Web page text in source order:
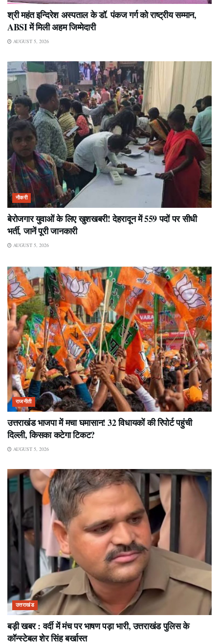
श्री महंत इन्दिरेश अस्पताल के डॉ. पंकज गर्ग को राष्ट्रीय सम्मान,
ABSI में मिली अहम जिम्मेदारी
AUGUST 5, 2026
नौकरी
बेरोजगार युवाओं के लिए खुशखबरी! देहरादून में 559 पदों पर सीधी
भर्ती, जानें पूरी जानकारी
AUGUST 5, 2026
राजनीती
उत्तराखंड भाजपा में मचा घमासान! 32 विधायकों की रिपोर्ट पहुंची
दिल्ली, किसका कटेगा टिकट?
AUGUST 5, 2026
उत्तराखंड
बड़ी खबर : वर्दी में मंच पर भाषण पड़ा भारी, उत्तराखंड पुलिस के
कॉन्स्टेबल शेर सिंह बर्खास्त